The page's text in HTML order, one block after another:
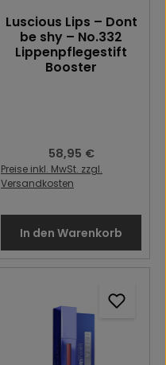
Luscious Lips – Dont
be shy – No.332
Lippenpflegestift
Booster
Regulärer Preis:
58,95 €
Preise inkl. MwSt. zzgl.
Versandkosten
In den Warenkorb